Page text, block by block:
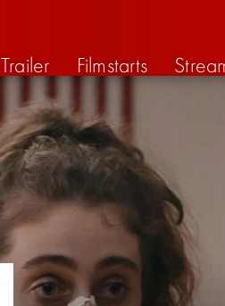
Trailer Filmstarts